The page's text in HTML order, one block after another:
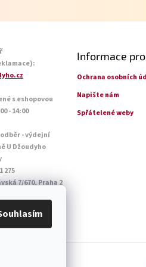
s eshopovou
- 14:00
- výdejní
U Džoudyho
275
7/670, Praha 2
Informace
Ochrana osobních
Napište nám
Spřátelené weby